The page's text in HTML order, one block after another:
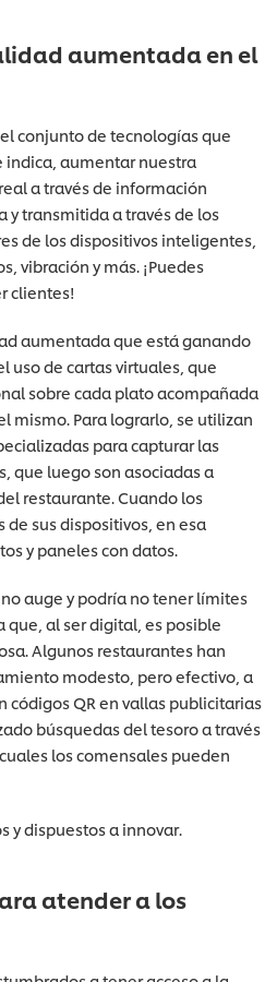
aumentada en el
conjunto de tecnologías que
indica, aumentar nuestra
a través de información
y transmitida a través de los
de los dispositivos inteligentes,
vibración y más. ¡Puedes
clientes!
aumentada que está ganando
uso de cartas virtuales, que
sobre cada plato acompañada
mismo. Para lograrlo, se utilizan
para capturar las
que luego son asociadas a
restaurante. Cuando los
sus dispositivos, en esa
y paneles con datos.
auge y podría no tener límites
que, al ser digital, es posible
Algunos restaurantes han
modesto, pero efectivo, a
códigos QR en vallas publicitarias
búsquedas del tesoro a través
los comensales pueden
y dispuestos a innovar.
atender a los